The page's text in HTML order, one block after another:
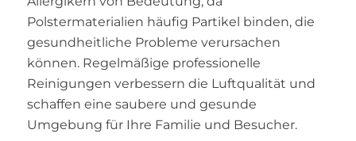
Polstermaterialien häufig Partikel binden, die
gesundheitliche Probleme verursachen
können. Regelmäßige professionelle
Reinigungen verbessern die Luftqualität und
schaffen eine saubere und gesunde
Umgebung für Ihre Familie und Besucher.